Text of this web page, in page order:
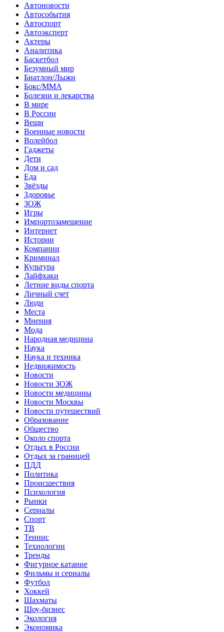
Автоновости
Автособытия
Автоспорт
Автоэксперт
Актеры
Аналитика
Баскетбол
Безумный мир
Биатлон/Лыжи
Бокс/MMA
Болезни и лекарства
В мире
В России
Вещи
Военные новости
Волейбол
Гаджеты
Дети
Дом и сад
Еда
Звёзды
Здоровье
ЗОЖ
Игры
Импортозамещение
Интернет
Истории
Компании
Криминал
Культура
Лайфхаки
Летние виды спорта
Личный счет
Люди
Места
Мнения
Мода
Народная медицина
Наука
Наука и техника
Недвижимость
Новости
Новости ЗОЖ
Новости медицины
Новости Москвы
Новости путешествий
Образование
Общество
Около спорта
Отдых в России
Отдых за границей
ПДД
Политика
Происшествия
Психология
Рынки
Сериалы
Спорт
ТВ
Теннис
Технологии
Тренды
Фигурное катание
Фильмы и сериалы
Футбол
Хоккей
Шахматы
Шоу-бизнес
Экология
Экономика